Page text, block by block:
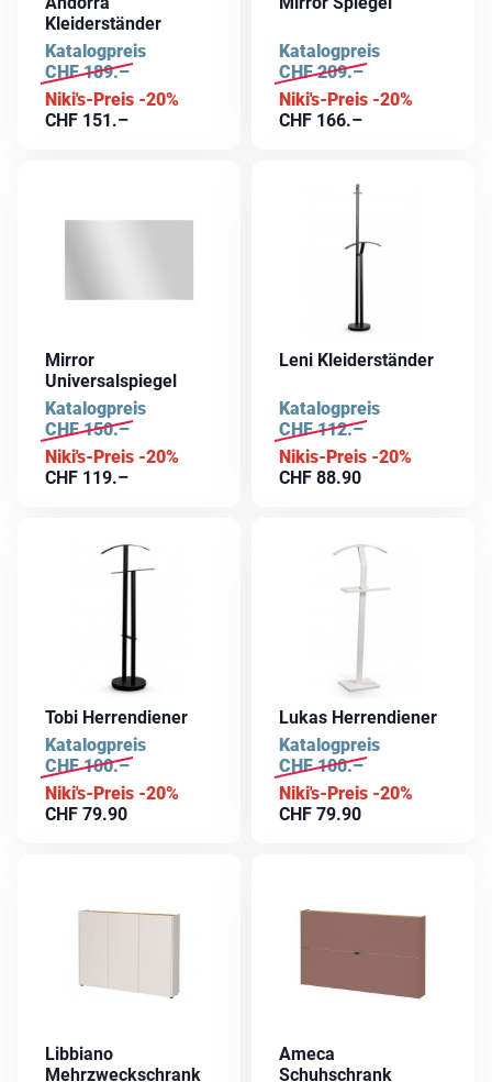
Kleiderständer
Katalogpreis
CHF189.–
Niki's-Preis -20%
CHF 151.–
Katalogpreis
CHF209.–
Niki's-Preis -20%
CHF 166.–
Mirror
Universalspiegel
Katalogpreis
CHF150.–
Niki's-Preis -20%
CHF 119.–
Leni Kleiderständer
Katalogpreis
CHF112.–
Nikis-Preis -20%
CHF 88.90
Tobi Herrendiener
Katalogpreis
CHF100.–
Niki's-Preis -20%
CHF 79.90
Lukas Herrendiener
Katalogpreis
CHF100.–
Niki's-Preis -20%
CHF 79.90
Libbiano
Mehrzweckschrank
Ameca
Schuhschrank